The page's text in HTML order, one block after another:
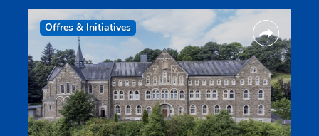
Offres & Initiatives